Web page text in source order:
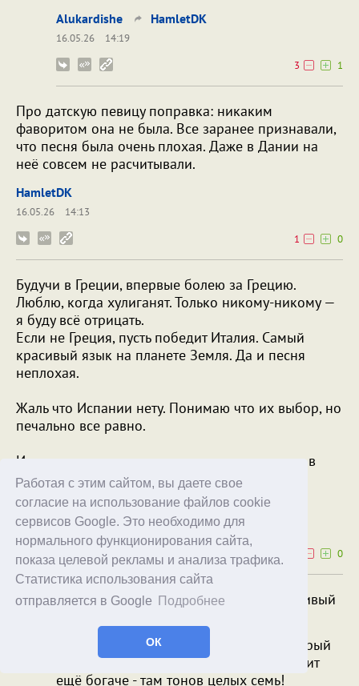
Работая с этим сайтом, вы даете свое
согласие на использование файлов cookie
сервисов Google. Это необходимо для
нормального функционирования сайта,
показа целевой рекламы и анализа трафика.
Статистика использования сайта
отправляется в Google
Подробнее
ОК
Alukardishe HamletDK
16.05.26
14:19
3
1
Про датскую певицу поправка: никаким
фаворитом она не была. Все заранее признавали,
что песня была очень плохая. Даже в Дании на
неё совсем не расчитывали.
HamletDK
16.05.26
14:13
1
0
Будучи в Греции, впервые болею за Грецию.
Люблю, когда хулиганят. Только никому-никому —
я буду всё отрицать.
Если не Греция, пусть победит Италия. Самый
красивый язык на планете Земля. Да и песня
неплохая.
Жаль что Испании нету. Понимаю что их выбор, но
печально все равно.
Израильтяне пусть меня сильно не ругают, но в
этом году песня так себе.
Xristoffes
16.05.26 13:39
0
...пусть победит Италия. Самый красивый
Это ты китайского не слышал (тот, который
путонхуа). Собственно кантонский звучит
ещё богаче - там тонов целых семь!